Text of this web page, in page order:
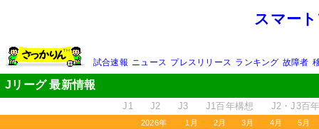
スマー
試合速報 ニュース プレスリリース ランキング 故障者
Jリーグ 最新情報
J1 J2 J3 J1百年構想 J2・J3百
2026年 1月 2月 3月 4月 5月